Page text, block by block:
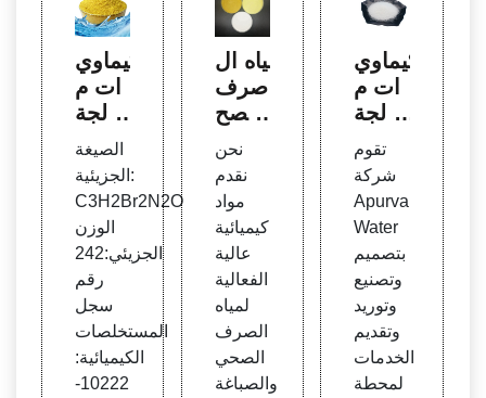
كيماوي
ات م
عالجة
ه،كيما
ويات
معالج
ة المي
اه
الصيغة
الجزيئية:
C3H2Br2N2O
الوزن
الجزيئي:242
رقم
سجل
المستخلصات
الكيميائية:
10222-
مياه ال
صرف
الصح
وردو ا
لمواد
الكيمي
ائية ل
معالج
ة مياه
الشر
ب
نحن
نقدم
مواد
كيميائية
عالية
الفعالية
لمياه
الصرف
الصحي
والصباغة
كيماوي
ات م
عالجة
- معال
جة مي
اه الص
صحي
والنفا
يات ال
سائلة
تقوم
شركة
Apurva
Water
بتصميم
وتصنيع
وتوريد
وتقديم
الخدمات
لمحطة